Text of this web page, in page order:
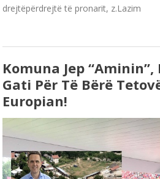
drejtëpërdrejtë të pronarit, z.Lazim
Komuna Jep
Gati Për Të Bërë
Europian!